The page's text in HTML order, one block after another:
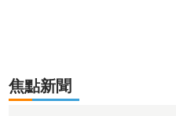
焦點新聞